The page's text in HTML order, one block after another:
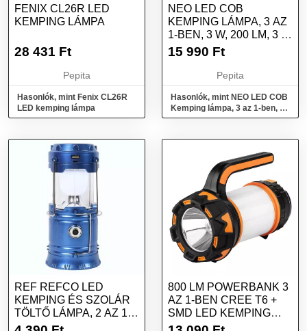
FENIX CL26R LED
KEMPING LÁMPA
28 431 Ft
Pepita
Hasonlók, mint Fenix CL26R
LED kemping lámpa
NEO LED COB
KEMPING LÁMPA, 3 AZ
1-BEN, 3 W, 200 LM, 3 X
AA
15 990 Ft
Pepita
Hasonlók, mint NEO LED COB
Kemping lámpa, 3 az 1-ben, 3
W, 200 lm, 3 x AA
REF REFCO LED
KEMPING ÉS SZOLÁR
TÖLTŐ LÁMPA, 2 AZ 1-
BEN, KÜLSŐ AK...
800 LM POWERBANK 3
AZ 1-BEN CREE T6 +
SMD LED KEMPING
LÁMPA